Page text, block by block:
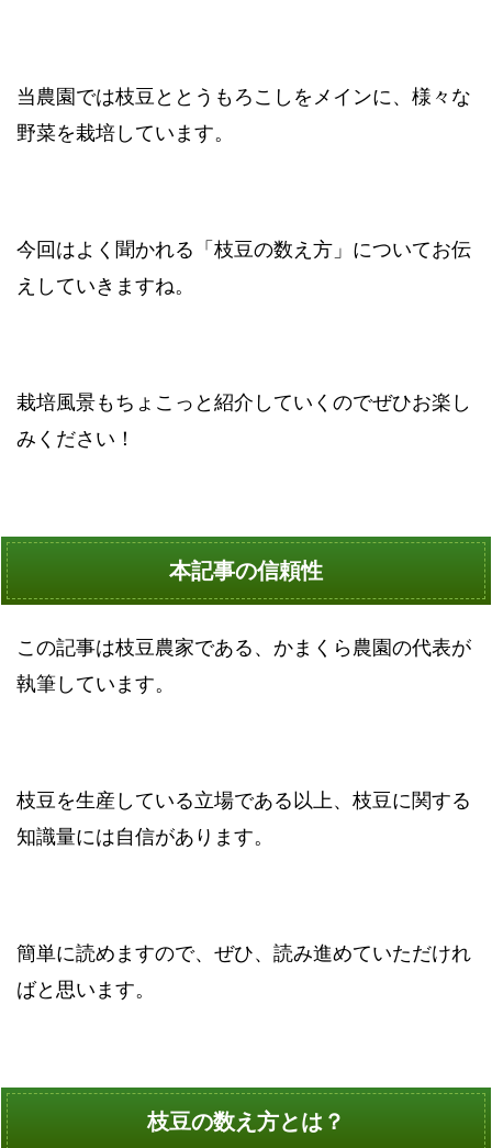
当農園では枝豆ととうもろこしをメインに、様々な
野菜を栽培しています。
今回はよく聞かれる「枝豆の数え方」についてお伝
えしていきますね。
栽培風景もちょこっと紹介していくのでぜひお楽し
みください！
本記事の信頼性
この記事は枝豆農家である、かまくら農園の代表が
執筆しています。
枝豆を生産している立場である以上、枝豆に関する
知識量には自信があります。
簡単に読めますので、ぜひ、読み進めていただけれ
ばと思います。
枝豆の数え方とは？